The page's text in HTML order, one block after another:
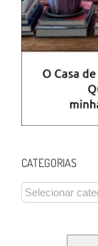
CATEGORIAS
CATEGORIAS